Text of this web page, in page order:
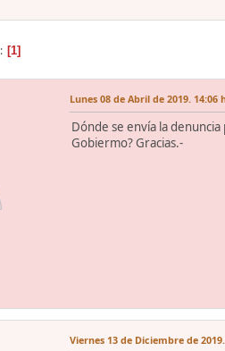
1
Lunes 08 de Abril de 2019. 14:06
Dónde se envía la
Gobiermo? Gracias.-
Viernes 13 de Diciembre de